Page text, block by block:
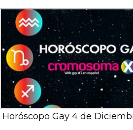
Horóscopo Gay 4 de